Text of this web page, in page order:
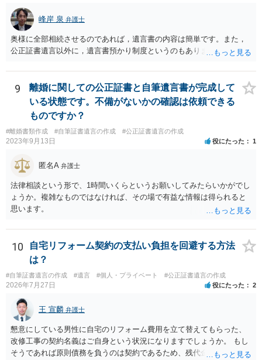
峰岸 泉 弁護士
奥様に全部相続させるのであれば，遺言書の内容は簡単です。また，
公正証書遺言以外に，遺言書預かり制度というのもあります。
9
離婚に関しての公正証書と自筆遺言書が完成して
いる状態です。不備がないかの確認は依頼できる
ものですか？
#離婚書類作成 #自筆証書遺言の作成 #公正証書遺言の作成
2023年9月13日 役にたった 1
匿名A 弁護士
法律相談という形で、1時間いくらというお願いしてみたらいかがでし
ょうか。複雑なものではなければ、その場で有益な情報は得られると
思います。
10
自宅リフォーム契約の支払い負担を回避する方法
は？
#自筆証書遺言の作成 #遺言 #個人・プライベート #公正証書遺言の作成
2026年7月27日 役にたった 2
王 宣麟 弁護士
懇意にしている男性に自宅のリフォーム費用を立て替えてもらった、
改修工事の契約名義はご自身という状況になりますでしょうか。 もし
そうであれば原則債務を負うのは契約であるため、残代金を捻出して